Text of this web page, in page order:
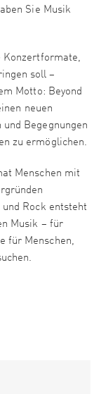
Sie Musik
Konzertformate,
soll –
Motto: Beyond
neuen
Begegnungen
zu ermöglichen.
Menschen mit
Rock entsteht
Musik – für
für Menschen,